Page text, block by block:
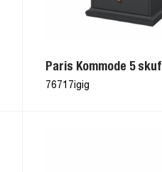
Paris Kommode 5
76717igig